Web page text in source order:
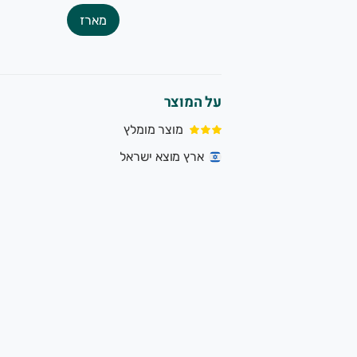
מארז
על המוצר
מוצר מומלץ
ארץ מוצא ישראל